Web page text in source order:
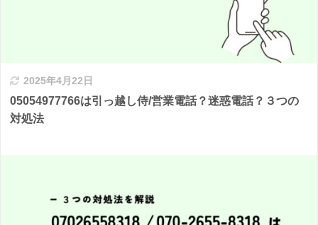
2025年4月22日
05054977766は引っ越し侍/営業電話？迷惑電話？３つの
対処法